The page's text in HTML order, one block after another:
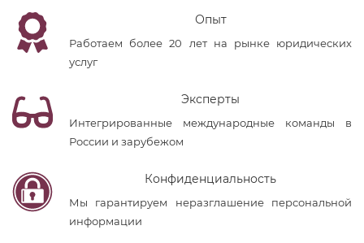
Опыт
Работаем более 20 лет на рынке юридических
услуг
Эксперты
Интегрированные международные команды в
России и зарубежом
Конфиденциальность
Мы гарантируем неразглашение персональной
информации